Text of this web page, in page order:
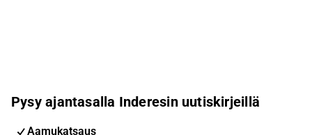
Pysy ajantasalla Inderesin uutiskirjeillä
Aamukatsaus